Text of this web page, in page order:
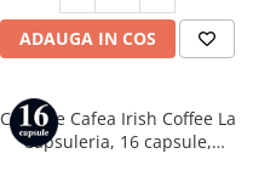
ADAUGA IN COS
Capsule Cafea Irish Coffee La
Capsuleria, 16 capsule,